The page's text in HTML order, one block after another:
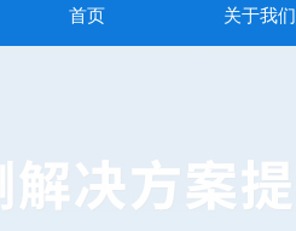
首页 关于我们